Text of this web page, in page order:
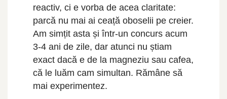
reactiv, ci e vorba de acea claritate:
parcă nu mai ai ceață oboselii pe creier.
Am simțit asta și într-un concurs acum
3-4 ani de zile, dar atunci nu știam
exact dacă e de la magneziu sau cafea,
că le luăm cam simultan. Rămâne să
mai experimentez.